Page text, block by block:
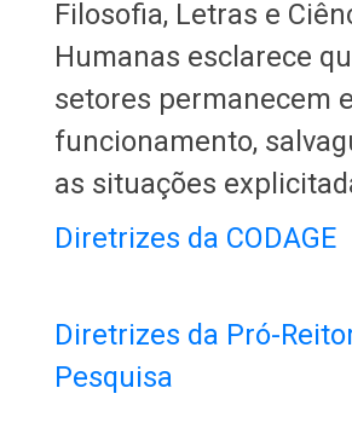
Filosofia, Letras e
Humanas esclarece
setores permanecem
funcionamento,
as situações
Diretrizes da CODAGE
Diretrizes da Pró-
Pesquisa